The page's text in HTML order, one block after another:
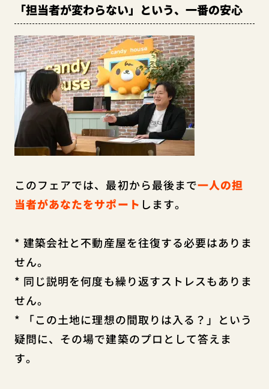
「担当者が変わらない」という、一番の安心
このフェアでは、最初から最後まで一人の担
当者があなたをサポート します。
* 建築会社と不動産屋を往復する必要はありま
せん。
* 同じ説明を何度も繰り返すストレスもありま
せん。
* 「この土地に理想の間取りは入る？」という
疑問に、その場で建築のプロとして答えま
す。